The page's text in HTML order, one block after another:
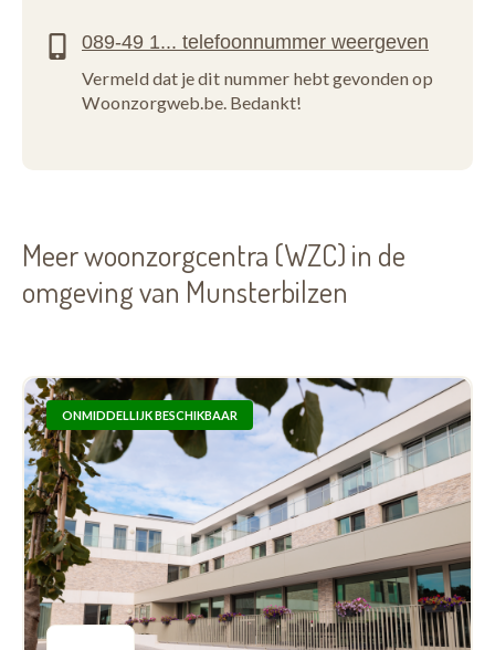
Vermeld dat je dit nummer hebt gevonden op
Woonzorgweb.be. Bedankt!
Meer woonzorgcentra (WZC) in de
omgeving van Munsterbilzen
ONMIDDELLIJK BESCHIKBAAR